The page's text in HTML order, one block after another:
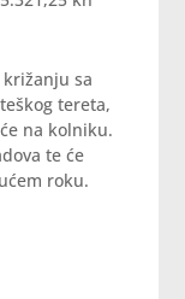
sa
tereta,
na kolniku.
te će
roku.